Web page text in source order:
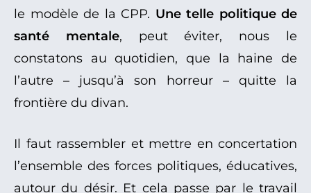
le modèle de la CPP. Une telle politique de
santé mentale, peut éviter, nous le
constatons au quotidien, que la haine de
l’autre – jusqu’à son horreur – quitte la
frontière du divan.
Il faut rassembler et mettre en concertation
l’ensemble des forces politiques, éducatives,
autour du désir. Et cela passe par le travail